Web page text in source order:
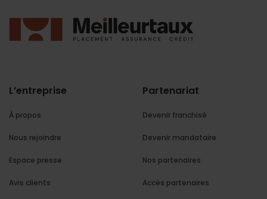
L’entreprise
À propos
Nous rejoindre
Espace presse
Avis clients
Partenariat
Devenir franchisé
Devenir mandataire
Nos partenaires
Accès partenaires